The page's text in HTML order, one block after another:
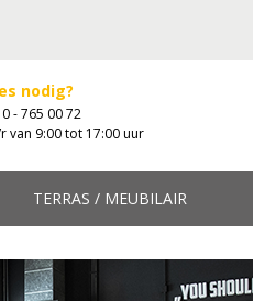
nodig?
- 765 00 72
van 9:00 tot 17:00 uur
TERRAS / MEUBILAIR